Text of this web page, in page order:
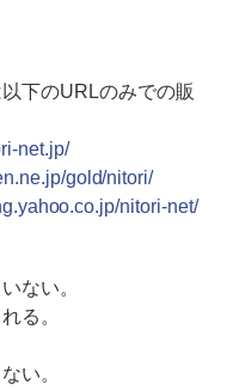
下のURLのみでの販
net.jp/
gold/nitori/
nitori-net/
ない。
る。
い。